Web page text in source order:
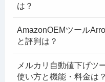
は？
AmazonOEMツール
と評判は？
メルカリ自動値下げツ
使い方と機能・料金は？